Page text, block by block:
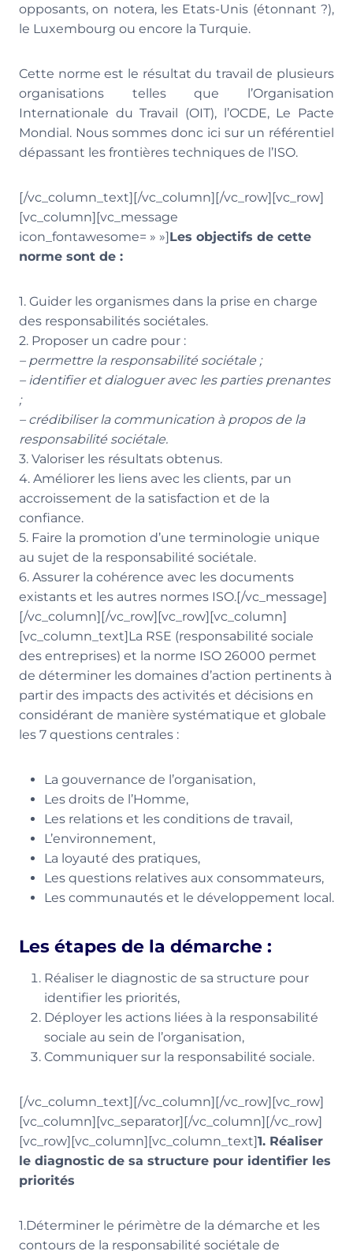
opposants, on notera, les Etats-Unis (étonnant ?),
le Luxembourg ou encore la Turquie.
Cette norme est le résultat du travail de plusieurs
organisations telles que l’Organisation
Internationale du Travail (OIT), l’OCDE, Le Pacte
Mondial. Nous sommes donc ici sur un référentiel
dépassant les frontières techniques de l’ISO.
[/vc_column_text][/vc_column][/vc_row][vc_row]
[vc_column][vc_message
icon_fontawesome= » »]Les objectifs de cette
norme sont de :
1. Guider les organismes dans la prise en charge
des responsabilités sociétales.
2. Proposer un cadre pour :
– permettre la responsabilité sociétale ;
– identifier et dialoguer avec les parties prenantes
;
– crédibiliser la communication à propos de la
responsabilité sociétale.
3. Valoriser les résultats obtenus.
4. Améliorer les liens avec les clients, par un
accroissement de la satisfaction et de la
confiance.
5. Faire la promotion d’une terminologie unique
au sujet de la responsabilité sociétale.
6. Assurer la cohérence avec les documents
existants et les autres normes ISO.[/vc_message]
[/vc_column][/vc_row][vc_row][vc_column]
[vc_column_text]La RSE (responsabilité sociale
des entreprises) et la norme ISO 26000 permet
de déterminer les domaines d’action pertinents à
partir des impacts des activités et décisions en
considérant de manière systématique et globale
les 7 questions centrales :
La gouvernance de l’organisation,
Les droits de l’Homme,
Les relations et les conditions de travail,
L’environnement,
La loyauté des pratiques,
Les questions relatives aux consommateurs,
Les communautés et le développement local.
Les étapes de la démarche :
Réaliser le diagnostic de sa structure pour
identifier les priorités,
Déployer les actions liées à la responsabilité
sociale au sein de l’organisation,
Communiquer sur la responsabilité sociale.
[/vc_column_text][/vc_column][/vc_row][vc_row]
[vc_column][vc_separator][/vc_column][/vc_row]
[vc_row][vc_column][vc_column_text]1. Réaliser
le diagnostic de sa structure pour identifier les
priorités
1.Déterminer le périmètre de la démarche et les
contours de la responsabilité sociétale de